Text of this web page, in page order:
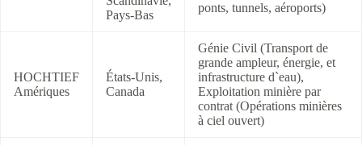
Pays-Bas
ponts, tunnels, aéroports)
HOCHTIEF
Amériques
États-Unis,
Canada
Génie Civil (Transport de
grande ampleur, énergie, et
infrastructure d`eau),
Exploitation minière par
contrat (Opérations minières
à ciel ouvert)